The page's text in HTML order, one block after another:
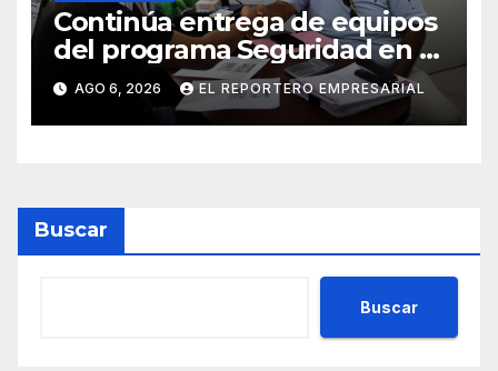
Continúa entrega de equipos
del programa Seguridad en el
Mar
AGO 6, 2026 EL REPORTERO EMPRESARIAL
Buscar
Buscar